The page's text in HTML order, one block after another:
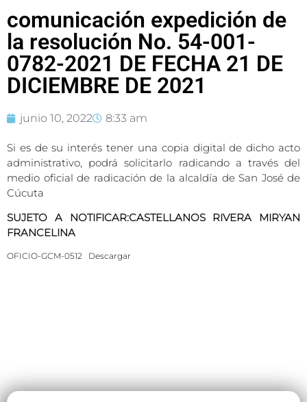
comunicación expedición de
la resolución No. 54-001-
0782-2021 DE FECHA 21 DE
DICIEMBRE DE 2021
junio 10, 2022 8:33 am
Si es de su interés tener una copia digital de dicho acto
administrativo, podrá solicitarlo radicando a través del
medio oficial de radicación de la alcaldía de San José de
Cúcuta
SUJETO A NOTIFICAR:CASTELLANOS RIVERA MIRYAN
FRANCELINA
OFICIO-GCM-0512 Descargar